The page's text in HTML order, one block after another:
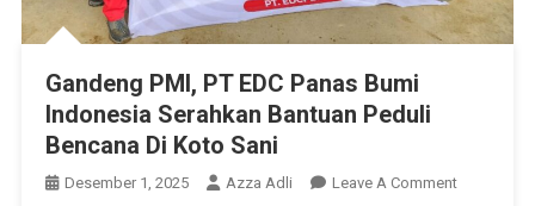
Gandeng PMI, PT EDC Panas Bumi
Indonesia Serahkan Bantuan Peduli
Bencana Di Koto Sani
Desember 1, 2025 Azza Adli Leave A CommentOn